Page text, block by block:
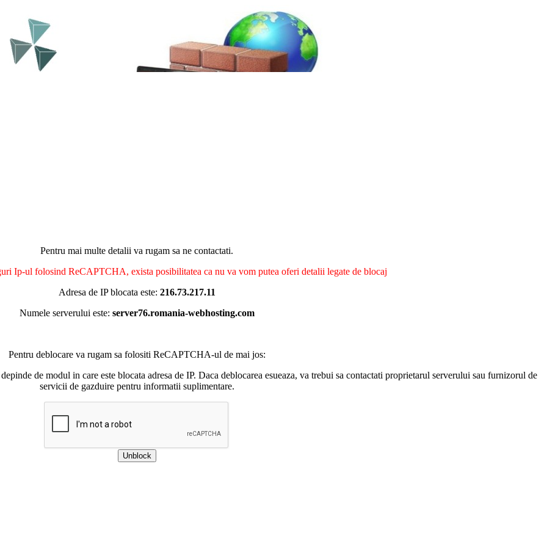
Pentru mai multe detalii va rugam sa ne contactati.
Ip-ul folosind ReCAPTCHA, exista posibilitatea ca nu va vom putea oferi detalii legate de blocaj
Adresa de IP blocata este: 216.73.217.11
Numele serverului este: server76.romania-webhosting.com
Pentru deblocare va rugam sa folositi ReCAPTCHA-ul de mai jos:
de modul in care este blocata adresa de IP. Daca deblocarea esueaza, va trebui sa contactati proprietarul serverului sau furnizorul de
servicii de gazduire pentru informatii suplimentare.